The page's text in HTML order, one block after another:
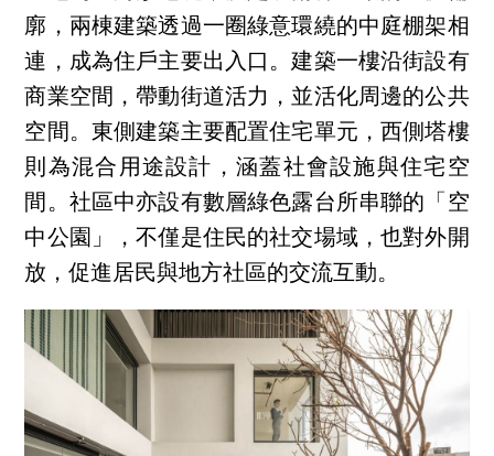
廓，兩棟建築透過一圈綠意環繞的中庭棚架相
連，成為住戶主要出入口。建築一樓沿街設有
商業空間，帶動街道活力，並活化周邊的公共
空間。東側建築主要配置住宅單元，西側塔樓
則為混合用途設計，涵蓋社會設施與住宅空
間。社區中亦設有數層綠色露台所串聯的「空
中公園」，不僅是住民的社交場域，也對外開
放，促進居民與地方社區的交流互動。